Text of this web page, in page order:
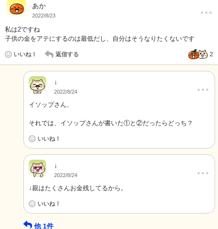
あか
2022/8/23 …
私は2ですね
子供の金をアテにするのは最低だし、自分はそうなりたくないです
いいね！ 返信する 2
↓
2022/8/24 …
イソップさん、
それでは、イソップさんが書いた①と②だったらどっち？
いいね！
↓
2022/8/24 …
↓親はたくさんお金残してるから。
いいね！
他 1件